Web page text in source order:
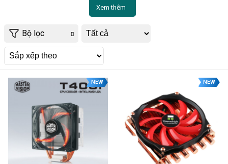
Xem thêm
Bộ lọc
NEW NEW